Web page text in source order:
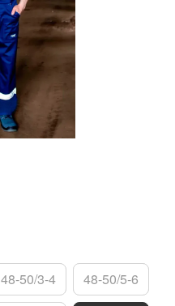
48-50/3-4 48-50/5-6